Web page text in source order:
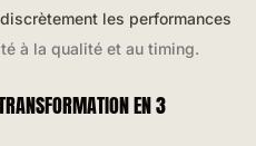
les performances
à la qualité et au timing.
EN 3